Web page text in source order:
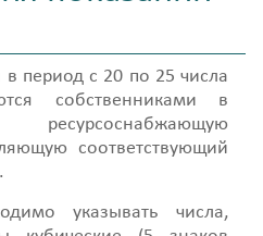
период с 20 по 25 числа
собственниками в
ресурсоснабжающую
соответствующий
указывать числа,